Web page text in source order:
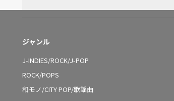
ジャンル
J-INDIES/ROCK/J-POP
ROCK/POPS
和モノ/CITY POP/歌謡曲